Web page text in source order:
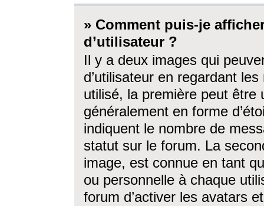
» Comment puis-je
d’utilisateur ?
Il y a deux images qui
d’utilisateur en regardant
utilisé, la première peut être
généralement en forme
indiquent le nombre de
statut sur le forum. La
image, est connue en tant
ou personnelle à chaque
forum d’activer les avatars